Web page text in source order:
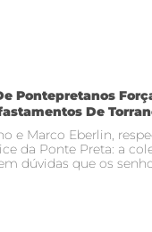
Pontepretanos
De
e Marco Eberlin,
da Ponte Preta: a
dúvidas que os